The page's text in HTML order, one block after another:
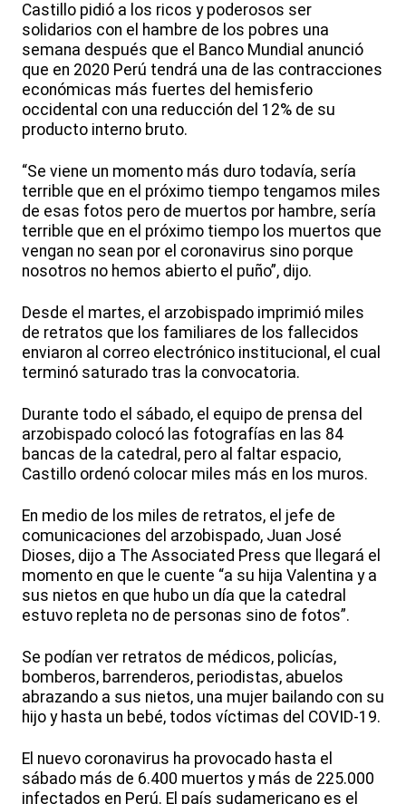
Castillo pidió a los ricos y poderosos ser
solidarios con el hambre de los pobres una
semana después que el Banco Mundial anunció
que en 2020 Perú tendrá una de las contracciones
económicas más fuertes del hemisferio
occidental con una reducción del 12% de su
producto interno bruto.
“Se viene un momento más duro todavía, sería
terrible que en el próximo tiempo tengamos miles
de esas fotos pero de muertos por hambre, sería
terrible que en el próximo tiempo los muertos que
vengan no sean por el coronavirus sino porque
nosotros no hemos abierto el puño”, dijo.
Desde el martes, el arzobispado imprimió miles
de retratos que los familiares de los fallecidos
enviaron al correo electrónico institucional, el cual
terminó saturado tras la convocatoria.
Durante todo el sábado, el equipo de prensa del
arzobispado colocó las fotografías en las 84
bancas de la catedral, pero al faltar espacio,
Castillo ordenó colocar miles más en los muros.
En medio de los miles de retratos, el jefe de
comunicaciones del arzobispado, Juan José
Dioses, dijo a The Associated Press que llegará el
momento en que le cuente “a su hija Valentina y a
sus nietos en que hubo un día que la catedral
estuvo repleta no de personas sino de fotos”.
Se podían ver retratos de médicos, policías,
bomberos, barrenderos, periodistas, abuelos
abrazando a sus nietos, una mujer bailando con su
hijo y hasta un bebé, todos víctimas del COVID-19.
El nuevo coronavirus ha provocado hasta el
sábado más de 6.400 muertos y más de 225.000
infectados en Perú. El país sudamericano es el